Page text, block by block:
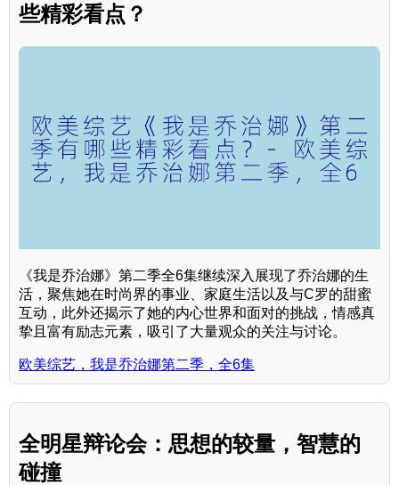
些精彩看点？
《我是乔治娜》第二季全6集继续深入展现了乔治娜的生
活，聚焦她在时尚界的事业、家庭生活以及与C罗的甜蜜
互动，此外还揭示了她的内心世界和面对的挑战，情感真
挚且富有励志元素，吸引了大量观众的关注与讨论。
欧美综艺，我是乔治娜第二季，全6集
全明星辩论会：思想的较量，智慧的
碰撞